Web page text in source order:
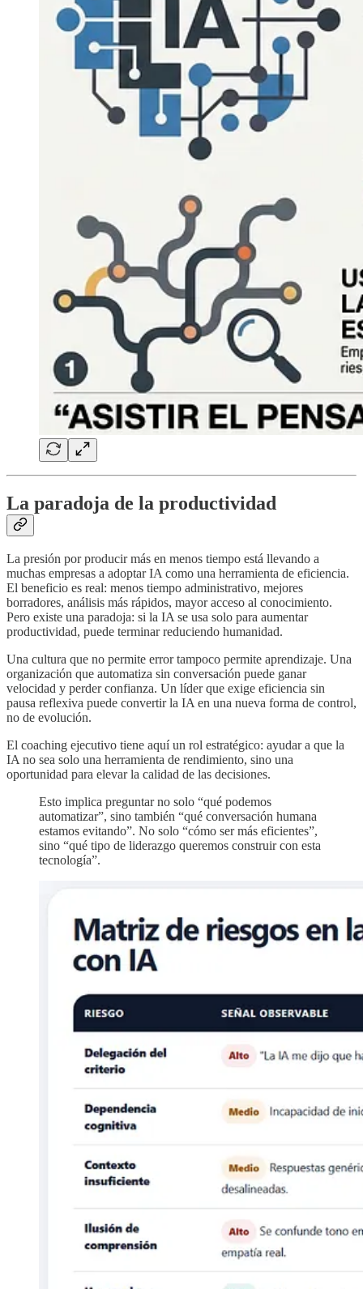
La paradoja de la productividad
La presión por producir más en menos tiempo está llevando a
muchas empresas a adoptar IA como una herramienta de eficiencia.
El beneficio es real: menos tiempo administrativo, mejores
borradores, análisis más rápidos, mayor acceso al conocimiento.
Pero existe una paradoja: si la IA se usa solo para aumentar
productividad, puede terminar reduciendo humanidad.
Una cultura que no permite error tampoco permite aprendizaje. Una
organización que automatiza sin conversación puede ganar
velocidad y perder confianza. Un líder que exige eficiencia sin
pausa reflexiva puede convertir la IA en una nueva forma de control,
no de evolución.
El coaching ejecutivo tiene aquí un rol estratégico: ayudar a que la
IA no sea solo una herramienta de rendimiento, sino una
oportunidad para elevar la calidad de las decisiones.
Esto implica preguntar no solo “qué podemos
automatizar”, sino también “qué conversación humana
estamos evitando”. No solo “cómo ser más eficientes”,
sino “qué tipo de liderazgo queremos construir con esta
tecnología”.